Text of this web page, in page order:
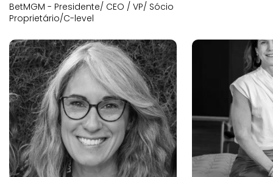
BetMGM - Presidente/ CEO / VP/ Sócio
Proprietário/C-level